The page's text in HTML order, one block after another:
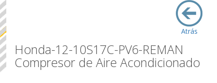
Atrás
Honda-12-10S17C-PV6-REMAN
Compresor de Aire Acondicionado